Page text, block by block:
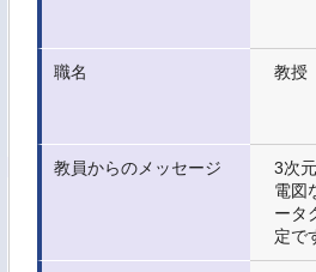
職名 教授
教員からのメッセージ
3次
電図
ータ
定で